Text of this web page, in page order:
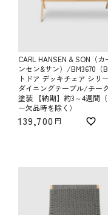
CARL HANSEN & SON（カ
ンセン&サン）/BM3670（
トドア デッキチェア シリ
ダイニングテーブル/チー
塗装 【納期】約3～4週間
ー欠品時を除く）
139,700